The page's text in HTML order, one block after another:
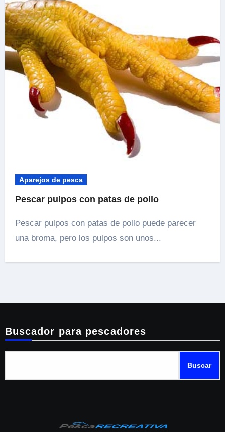
Aparejos de pesca
Pescar pulpos con patas de pollo
Pescar pulpos con patas de pollo puede parecer
una broma, pero los pulpos son unos...
Buscador para pescadores
Buscar